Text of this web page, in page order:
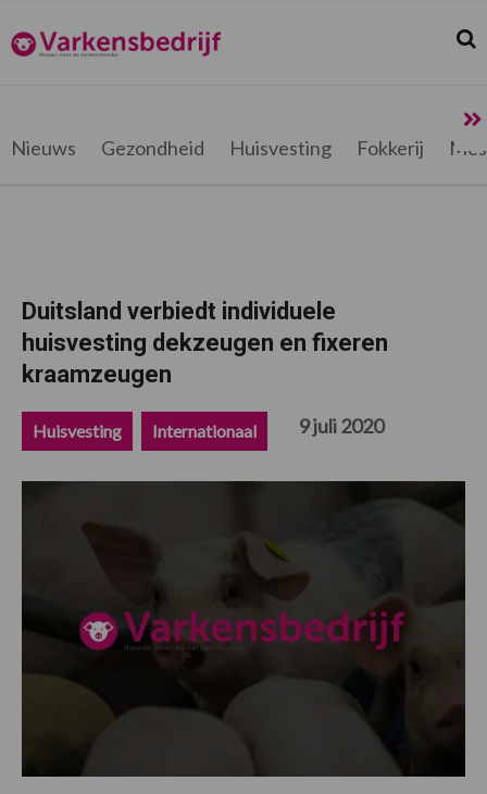
de
hoofdnavigatie
de
hoofd
de
eerste
de
voettekst
Varkensbedrijf.be
Nieuws Gezondheid Huisvesting Fokkerij
Duitsland verbiedt individuele
huisvesting dekzeugen en fixeren
kraamzeugen
Huisvesting Internationaal 9 juli 2020